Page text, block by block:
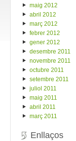
maig 2012
abril 2012
març 2012
febrer 2012
gener 2012
desembre 2011
novembre 2011
octubre 2011
setembre 2011
juliol 2011
maig 2011
abril 2011
març 2011
Enllaços